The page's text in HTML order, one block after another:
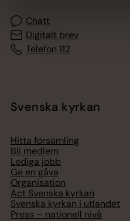
Chatt
Digitalt brev
Telefon 112
Svenska kyrkan
Hitta församling
Bli medlem
Lediga jobb
Ge en gåva
Organisation
Act Svenska kyrkan
Svenska kyrkan i utlandet
Press – nationell nivå